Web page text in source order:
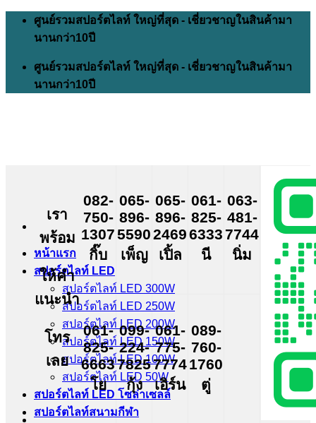
Skip
content
ศูนย์รวมสปอร์ตไลท์ ใหญ่ที่สุด - เชี่ยวชาญในสินค้ามา
นานกว่า10ปี
ศูนย์รวมสปอร์ตไลท์ ใหญ่ที่สุด - เชี่ยวชาญในสินค้ามา
นานกว่า10ปี
หน้าแรก
สปอร์ตไลท์ LED
สปอร์ตไลท์ LED 300W
สปอร์ตไลท์ LED 250W
สปอร์ตไลท์ LED 200W
สปอร์ตไลท์ LED 150W
สปอร์ตไลท์ LED 100W
สปอร์ตไลท์ LED 50W
สปอร์ตไลท์ LED โซล่าเซลล์
สปอร์ตไลท์สนามกีฬา
เรา
พร้อม
ให้คำ
แนะนำ
โทร
เลย
082-
750-
1307
กิ๊บ
065-
896-
5590
เพ็ญ
065-
896-
2469
เปิ้ล
061-
825-
6333
นี
063-
481-
7744
นิ่ม
061-
825-
6663
โย
099-
224-
7825
กุ้ง
061-
775-
7774
เอิร์น
089-
760-
1760
ตู่